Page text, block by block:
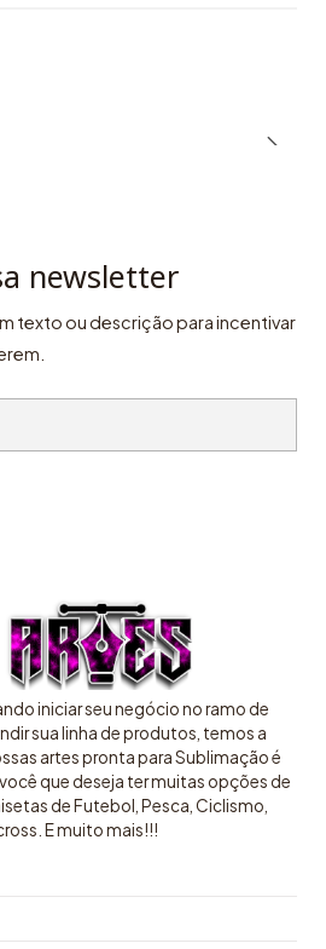
newsletter
texto ou descrição para incentivar
iniciar seu negócio no ramo de
sua linha de produtos, temos a
artes pronta para Sublimação é
que deseja ter muitas opções de
de Futebol, Pesca, Ciclismo,
E muito mais!!!